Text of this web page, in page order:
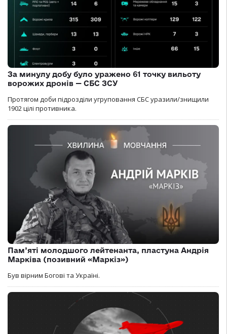
За минулу добу було уражено 61 точку вильоту
ворожих дронів — СБС ЗСУ
Протягом доби підрозділи угруповання СБС уразили/знищили
1902 цілі противника.
Пам’яті молодшого лейтенанта, пластуна Андрія
Марківа (позивний «Маркіз»)
Був вірним Богові та Україні.